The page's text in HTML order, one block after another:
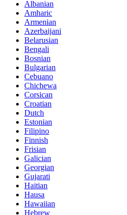
Albanian
Amharic
Armenian
Azerbaijani
Belarusian
Bengali
Bosnian
Bulgarian
Cebuano
Chichewa
Corsican
Croatian
Dutch
Estonian
Filipino
Finnish
Frisian
Galician
Georgian
Gujarati
Haitian
Hausa
Hawaiian
Hebrew